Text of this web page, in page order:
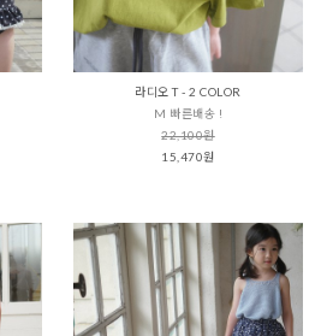
라디오 T - 2 COLOR
M 빠른배송 !
22,100원
15,470원